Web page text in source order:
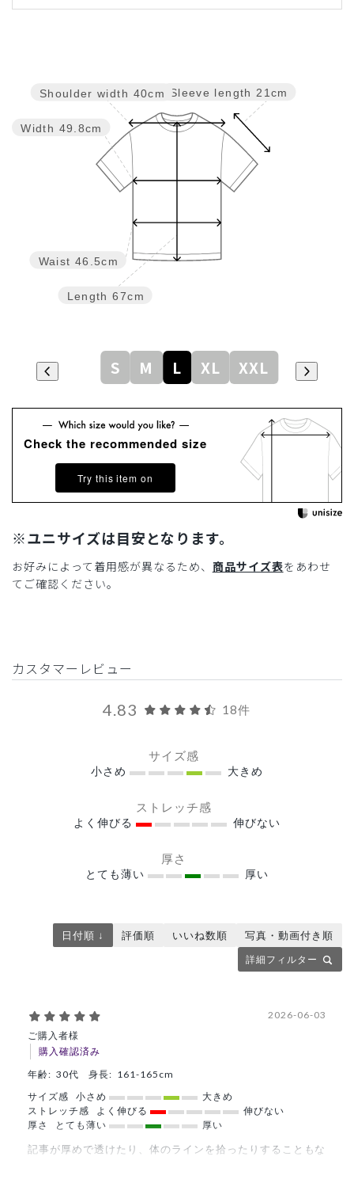
Sleeve length 21cm
Length 67cm
Waist 46.5cm
Width 49.8cm
Shoulder width 40cm
S M L XL XXL
Check the recommended size
Try this item on
※ユニサイズは目安となります。
お好みによって着用感が異なるため、 商品サイズ表をあわせ
てご確認ください。
カスタマーレビュー
4.83 18件
サイズ感
小さめ 大きめ
ストレッチ感
よく伸びる 伸びない
厚さ
とても薄い 厚い
詳細フィルター
日付順 ↓ 評価順 いいね数順 写真・動画付き順
ご購入者様
購入確認済み
2026-06-03
年齢: 30代 身長: 161-165cm
サイズ感
小さめ
大きめ
ストレッチ感
よく伸びる
伸びない
厚さ
とても薄い 厚い
記事が厚めで透けたり、体のラインを拾ったりすることもな